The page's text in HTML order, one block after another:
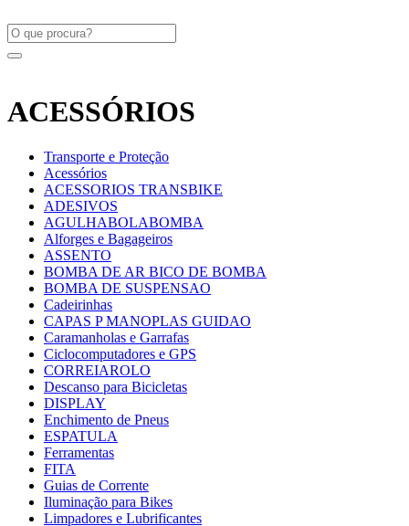
ACESSÓRIOS
Transporte e Proteção
Acessórios
ACESSORIOS TRANSBIKE
ADESIVOS
AGULHABOLABOMBA
Alforges e Bagageiros
ASSENTO
BOMBA DE AR BICO DE BOMBA
BOMBA DE SUSPENSAO
Cadeirinhas
CAPAS P MANOPLAS GUIDAO
Caramanholas e Garrafas
Ciclocomputadores e GPS
CORREIAROLO
Descanso para Bicicletas
DISPLAY
Enchimento de Pneus
ESPATULA
Ferramentas
FITA
Guias de Corrente
Iluminação para Bikes
Limpadores e Lubrificantes